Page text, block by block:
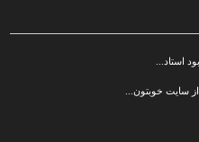
سایت خوبتون...